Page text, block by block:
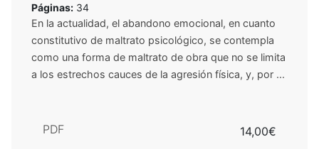
Páginas: 34
En la actualidad, el abandono emocional, en cuanto
constitutivo de maltrato psicológico, se contempla
como una forma de maltrato de obra que no se limita
a los estrechos cauces de la agresión física, y, por ...
PDF 14,00€